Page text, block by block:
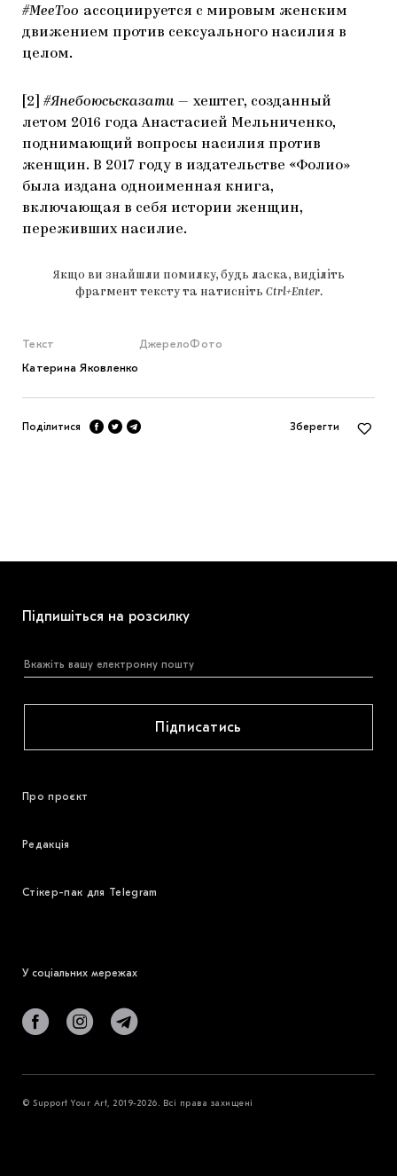
#MeeToo ассоциируется с мировым женским
движением против сексуального насилия в
целом.
[2] #Янебоюсьсказати — хештег, созданный
летом 2016 года Анастасией Мельниченко,
поднимающий вопросы насилия против
женщин. В 2017 году в издательстве «Фолио»
была издана одноименная книга,
включающая в себя истории женщин,
переживших насилие.
Якщо ви знайшли помилку, будь ласка, виділіть
фрагмент тексту та натисніть Ctrl+Enter.
Текст
Катерина Яковленко
ДжерелоФото
Поділитися Зберегти
Підпишіться на розсилку
Підписатись
Про проєкт
Редакція
Стікер-пак для Telegram
У соціальних мережах
© Support Your Art, 2019-2026. Всі права захищені